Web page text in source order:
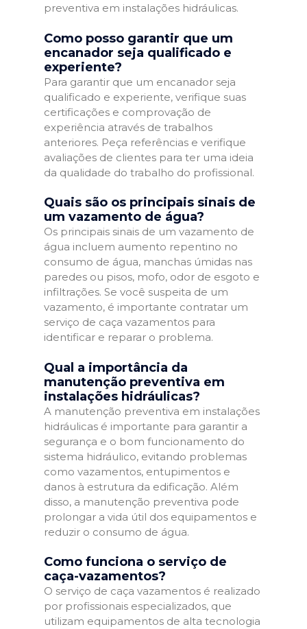
preventiva em instalações hidráulicas.
Como posso garantir que um
encanador seja qualificado e
experiente?
Para garantir que um encanador seja
qualificado e experiente, verifique suas
certificações e comprovação de
experiência através de trabalhos
anteriores. Peça referências e verifique
avaliações de clientes para ter uma ideia
da qualidade do trabalho do profissional.
Quais são os principais sinais de
um vazamento de água?
Os principais sinais de um vazamento de
água incluem aumento repentino no
consumo de água, manchas úmidas nas
paredes ou pisos, mofo, odor de esgoto e
infiltrações. Se você suspeita de um
vazamento, é importante contratar um
serviço de caça vazamentos para
identificar e reparar o problema.
Qual a importância da
manutenção preventiva em
instalações hidráulicas?
A manutenção preventiva em instalações
hidráulicas é importante para garantir a
segurança e o bom funcionamento do
sistema hidráulico, evitando problemas
como vazamentos, entupimentos e
danos à estrutura da edificação. Além
disso, a manutenção preventiva pode
prolongar a vida útil dos equipamentos e
reduzir o consumo de água.
Como funciona o serviço de
caça-vazamentos?
O serviço de caça vazamentos é realizado
por profissionais especializados, que
utilizam equipamentos de alta tecnologia